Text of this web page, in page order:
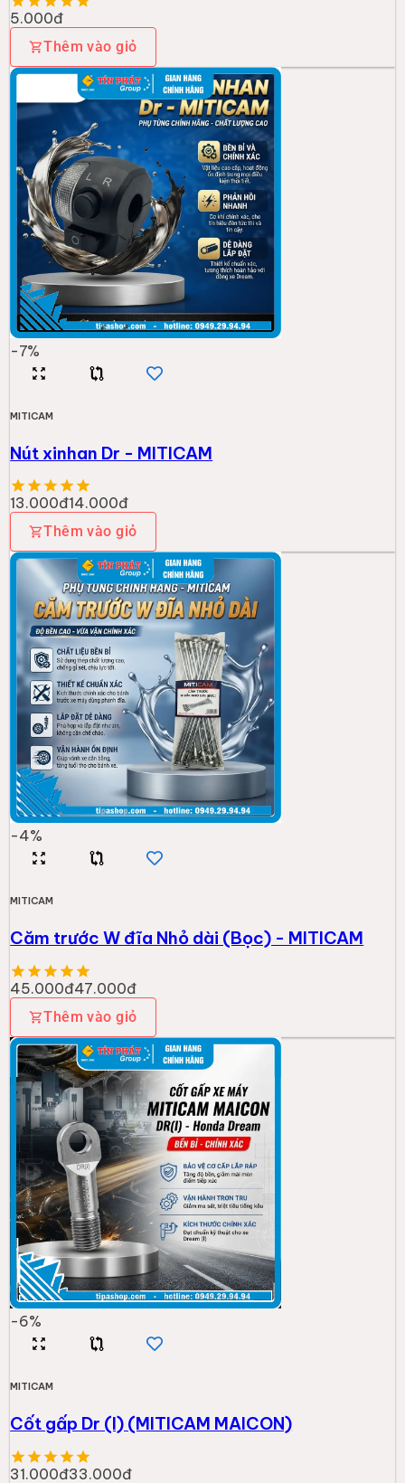
5.000đ
Thêm vào giỏ
-7%
MITICAM
Nút xinhan Dr - MITICAM
13.000đ14.000đ
Thêm vào giỏ
-4%
MITICAM
Căm trước W đĩa Nhỏ dài (Bọc) - MITICAM
45.000đ47.000đ
Thêm vào giỏ
-6%
MITICAM
Cốt gấp Dr (I) (MITICAM MAICON)
31.000đ33.000đ